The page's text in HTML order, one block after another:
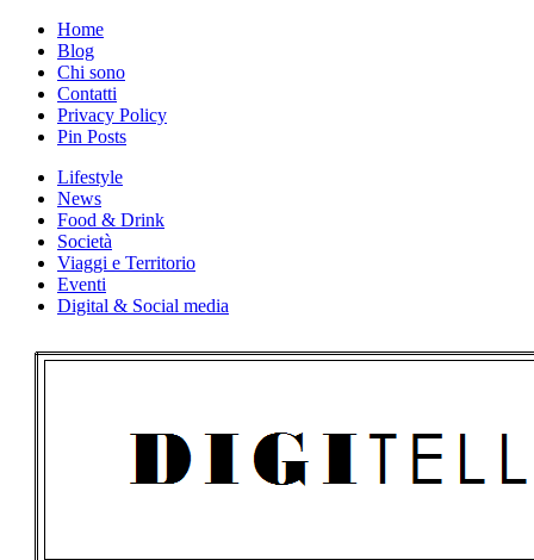
Skip
content
Home
Blog
Chi sono
Contatti
Privacy Policy
Pin Posts
Lifestyle
News
Food & Drink
Società
Viaggi e Territorio
Eventi
Digital & Social media